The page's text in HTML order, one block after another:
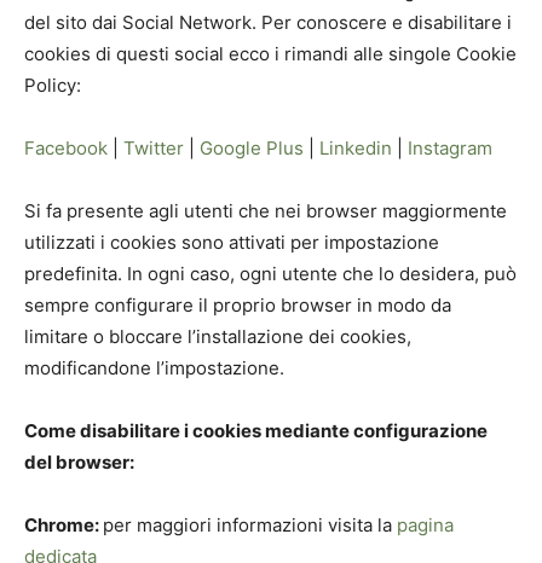
del sito dai Social Network. Per conoscere e disabilitare i
cookies di questi social ecco i rimandi alle singole Cookie
Policy:
Facebook Twitter Google Plus Linkedin Instagram
Si fa presente agli utenti che nei browser maggiormente
utilizzati i cookies sono attivati per impostazione
predefinita. In ogni caso, ogni utente che lo desidera, può
sempre configurare il proprio browser in modo da
limitare o bloccare l’installazione dei cookies,
modificandone l’impostazione.
Come disabilitare i cookies mediante configurazione
del browser:
Chrome: per maggiori informazioni visita la pagina
dedicata